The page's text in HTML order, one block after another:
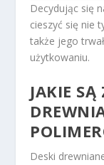
Decydując się
cieszyć się nie
także jego
użytkowaniu.
JAKIE SĄ
Deski